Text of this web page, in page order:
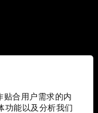
合用户需求的内
功能以及分析我们